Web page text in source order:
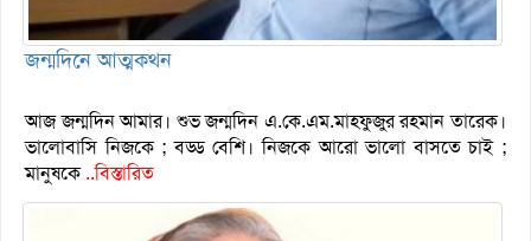
জন্মদিনে আত্মকথন
আজ জন্মদিন আমার। শুভ জন্মদিন এ.কে.এম.মাহফুজুর রহমান তারেক।
ভালোবাসি নিজকে ; বড্ড বেশি। নিজকে আরো ভালো বাসতে চাই ;
মানুষকে..বিস্তারিত